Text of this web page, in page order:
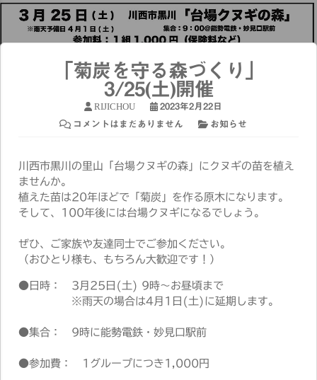
「菊炭を守る森づくり」
3/25(土)開催
RIJICHOU
2023年2月22日
コメントはまだありません
お知らせ
川西市黒川の里山「台場クヌギの森」にクヌギの苗を植え
ませんか。
植えた苗は20年ほどで「菊炭」を作る原木になります。
そして、100年後には台場クヌギになるでしょう。
ぜひ、ご家族や友達同士でご参加ください。
（おひとり様も、もちろん大歓迎です！）
●日時： 3月25日(土) 9時〜お昼頃まで
※雨天の場合は4月1日(土)に延期します。
●集合： 9時に能勢電鉄・妙見口駅前
●参加費： 1グループにつき1,000円